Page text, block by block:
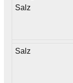
Salz
Salz